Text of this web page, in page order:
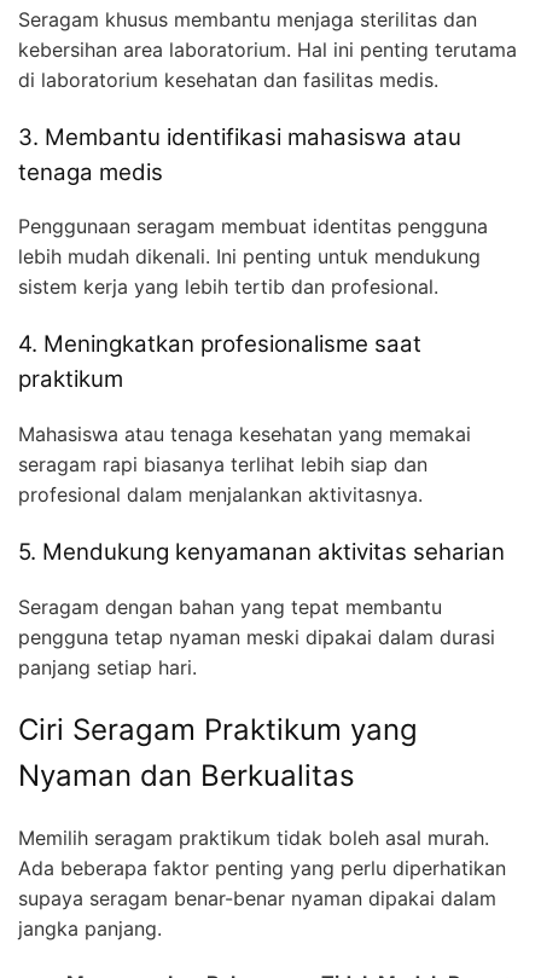
Seragam khusus membantu menjaga sterilitas dan
kebersihan area laboratorium. Hal ini penting terutama
di laboratorium kesehatan dan fasilitas medis.
3. Membantu identifikasi mahasiswa atau
tenaga medis
Penggunaan seragam membuat identitas pengguna
lebih mudah dikenali. Ini penting untuk mendukung
sistem kerja yang lebih tertib dan profesional.
4. Meningkatkan profesionalisme saat
praktikum
Mahasiswa atau tenaga kesehatan yang memakai
seragam rapi biasanya terlihat lebih siap dan
profesional dalam menjalankan aktivitasnya.
5. Mendukung kenyamanan aktivitas seharian
Seragam dengan bahan yang tepat membantu
pengguna tetap nyaman meski dipakai dalam durasi
panjang setiap hari.
Ciri Seragam Praktikum yang
Nyaman dan Berkualitas
Memilih seragam praktikum tidak boleh asal murah.
Ada beberapa faktor penting yang perlu diperhatikan
supaya seragam benar-benar nyaman dipakai dalam
jangka panjang.